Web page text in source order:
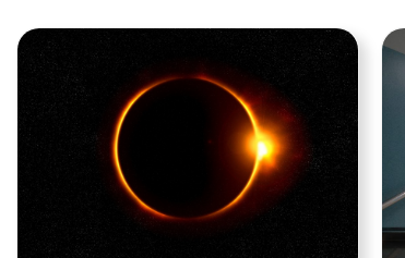
Ver noticia